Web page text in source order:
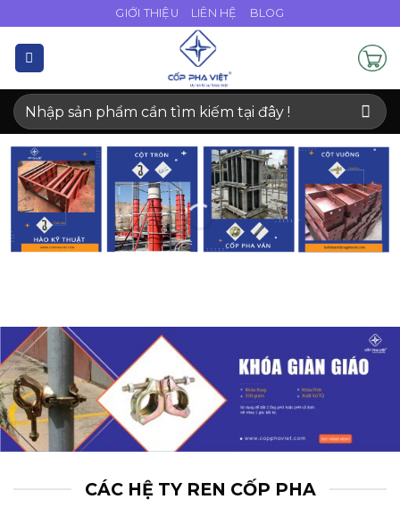
dung
GIỚI THIỆU LIÊN HỆ BLOG
Tìm
kiếm:
CÁC HỆ TY REN CỐP PHA